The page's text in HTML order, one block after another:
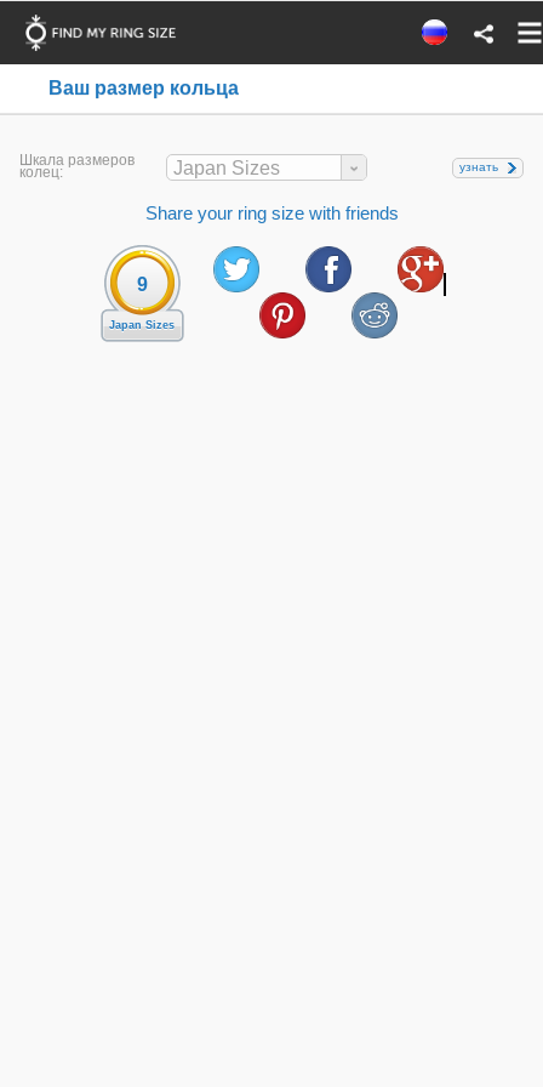
Ваш размер кольца
Шкала размеров
колец: Japan Sizes узнать
Share your ring size with friends
9
Japan Sizes